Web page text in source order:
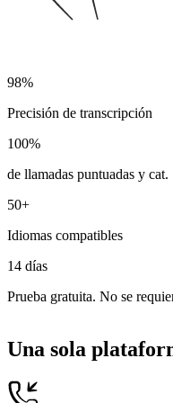
98%
Precisión de transcripción
100%
de llamadas puntuadas y cat.
50+
Idiomas compatibles
14 días
Prueba gratuita. No se
Una sola